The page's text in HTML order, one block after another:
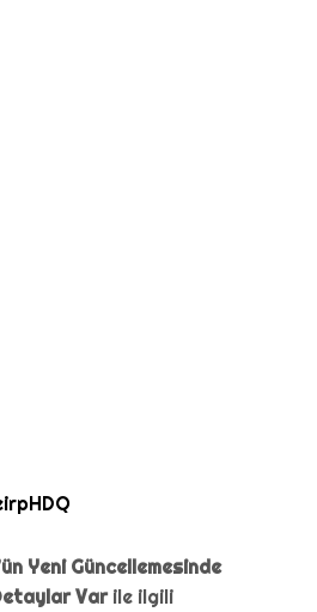
Yeni Güncellemesinde
Varile ilgili